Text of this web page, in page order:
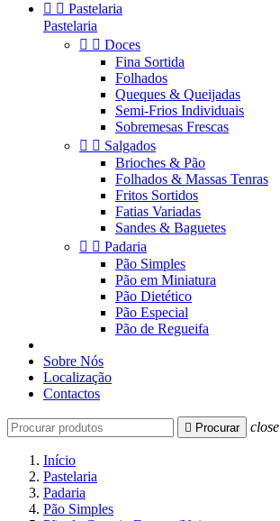
  Pastelaria
Pastelaria
  Doces
Fina Sortida
Folhados
Queques & Queijadas
Semi-Frios Individuais
Sobremesas Frescas
  Salgados
Brioches & Pão
Folhados & Massas Tenras
Fritos Sortidos
Fatias Variadas
Sandes & Baguetes
  Padaria
Pão Simples
Pão em Miniatura
Pão Dietético
Pão Especial
Pão de Regueifa
Sobre Nós
Localização
Contactos
 Procurar close
Início
Pastelaria
Padaria
Pão Simples